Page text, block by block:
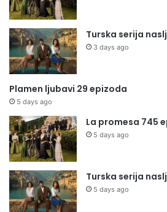
Turska serija
3 days ago
Plamen ljubavi 29 epizoda
5 days ago
La promesa 745
5 days ago
Turska serija
5 days ago